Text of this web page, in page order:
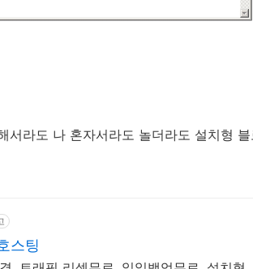
서라도 나 혼자서라도 놀더라도 설치형 블
스팅